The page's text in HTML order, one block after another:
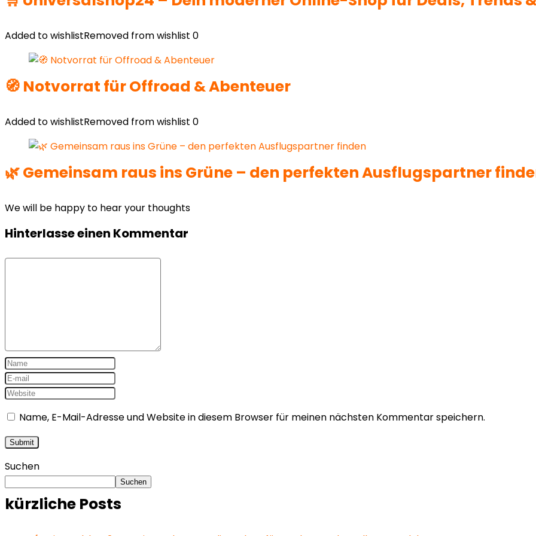
Added to wishlistRemoved from wishlist 0
🧭 Notvorrat für Offroad & Abenteuer
Added to wishlistRemoved from wishlist 0
🌿 Gemeinsam raus ins Grüne – den perfekten Ausflugspartner
We will be happy to hear your thoughts
Hinterlasse einen Kommentar
Name, E-Mail-Adresse und Website in diesem Browser für meinen nächsten Kommentar speichern.
Suchen
Suchen
kürzliche Posts